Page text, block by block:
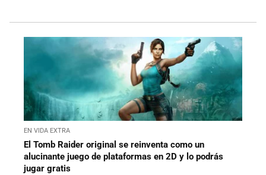
EN VIDA EXTRA
El Tomb Raider original se reinventa como un
alucinante juego de plataformas en 2D y lo podrás
jugar gratis